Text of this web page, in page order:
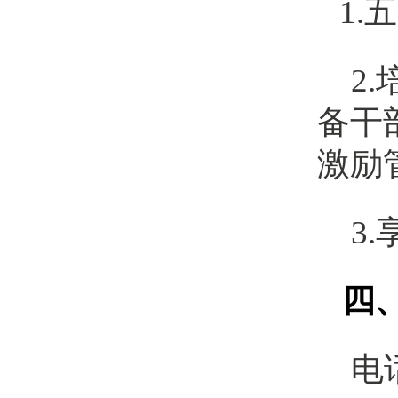
1.
2.
备干
激励
3.
四
电